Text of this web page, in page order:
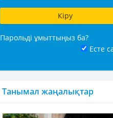
Парольді ұмыттыңыз ба?
Есте
Танымал жаңалықтар